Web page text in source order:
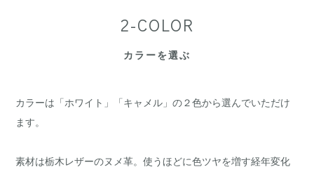
2-COLOR
カラーを選ぶ
カラーは「ホワイト」「キャメル」の２色から選んでいただけ
ます。
素材は栃木レザーのヌメ革。使うほどに色ツヤを増す経年変化